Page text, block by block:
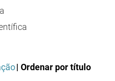
| Ordenar por título